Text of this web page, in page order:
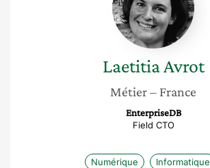
LaetitiaAvrot
Métier– France
EnterpriseDB
Field CTO
Numérique Informatique